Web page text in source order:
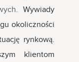
Wywiady
okoliczności
rynkową.
klientom